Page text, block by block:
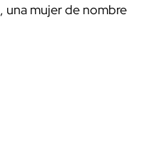
, una mujer de nombre